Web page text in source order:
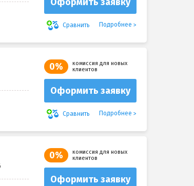
Сравнить Подробнее
0%
комиссия для новых
клиентов
Оформить заявку
Сравнить Подробнее
0%
комиссия для новых
клиентов
Оформить заявку